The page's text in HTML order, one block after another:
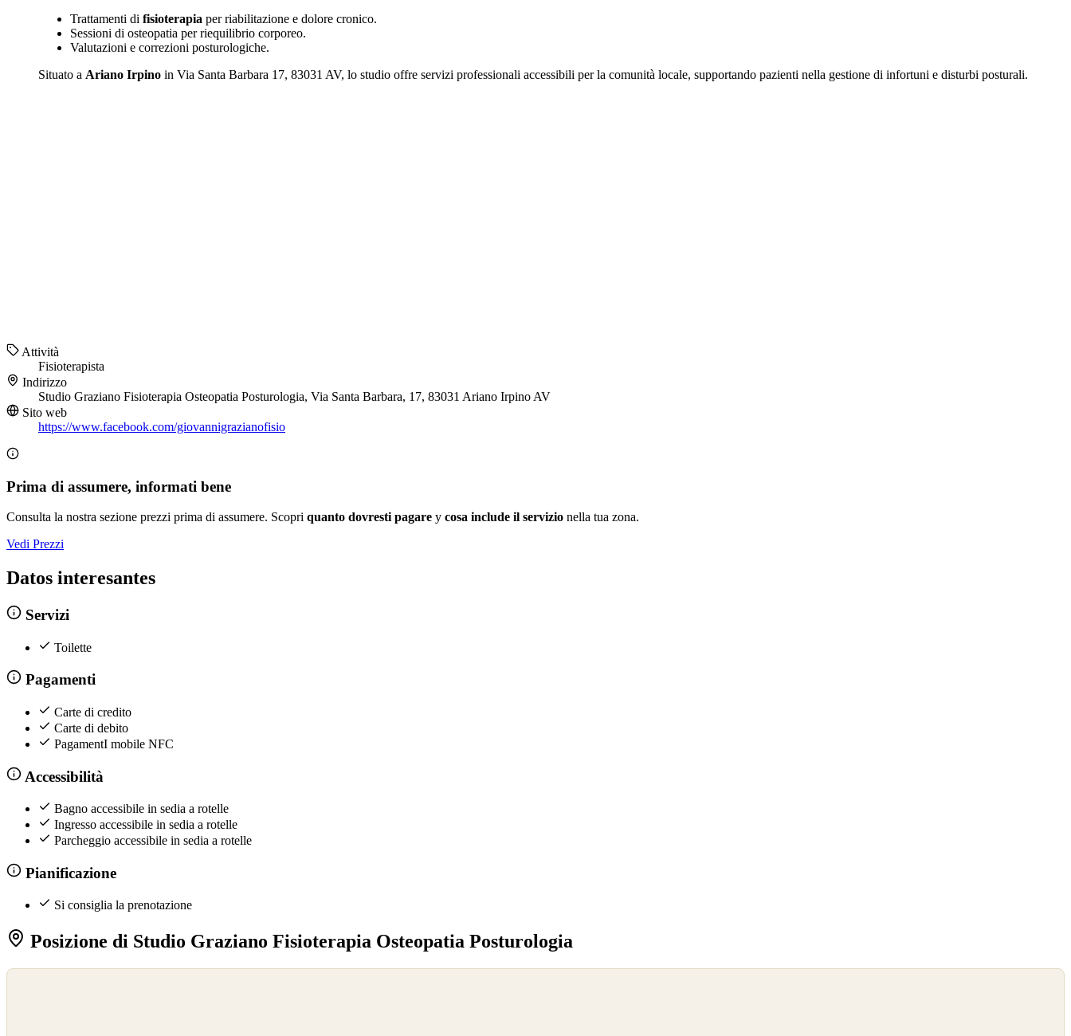
Trattamenti di fisioterapia per riabilitazione e dolore cronico.
Sessioni di osteopatia per riequilibrio corporeo.
Valutazioni e correzioni posturologiche.
Situato a Ariano Irpino in Via Santa Barbara 17, 83031 AV, lo studio offre servizi professionali accessibili per la comunità locale, supportando pazienti nella gestione di infortuni e disturbi posturali.
Attività
Fisioterapista
Indirizzo
Studio Graziano Fisioterapia Osteopatia Posturologia, Via Santa Barbara, 17, 83031 Ariano Irpino AV
Sito web
https://www.facebook.com/giovannigrazianofisio
Prima di assumere, informati bene
Consulta la nostra sezione prezzi prima di assumere. Scopri quanto dovresti pagare y cosa include il servizio nella tua zona.
Vedi Prezzi
Datos interesantes
Servizi
Toilette
Pagamenti
Carte di credito
Carte di debito
PagamentI mobile NFC
Accessibilità
Bagno accessibile in sedia a rotelle
Ingresso accessibile in sedia a rotelle
Parcheggio accessibile in sedia a rotelle
Pianificazione
Si consiglia la prenotazione
Posizione di Studio Graziano Fisioterapia Osteopatia Posturologia